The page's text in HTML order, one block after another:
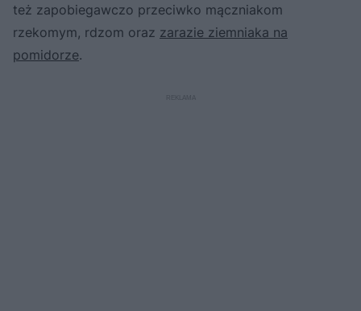
też zapobiegawczo przeciwko mączniakom
rzekomym, rdzom oraz zarazie ziemniaka na
pomidorze.